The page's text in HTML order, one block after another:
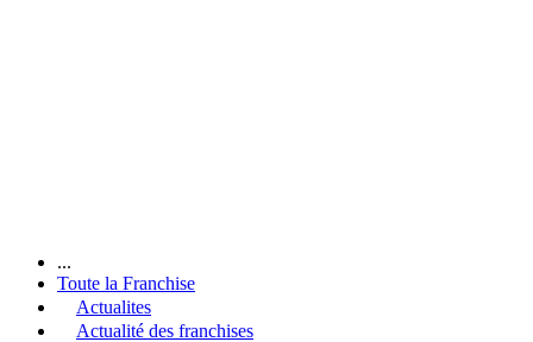
...
Toute la Franchise
Actualites
Actualité des franchises